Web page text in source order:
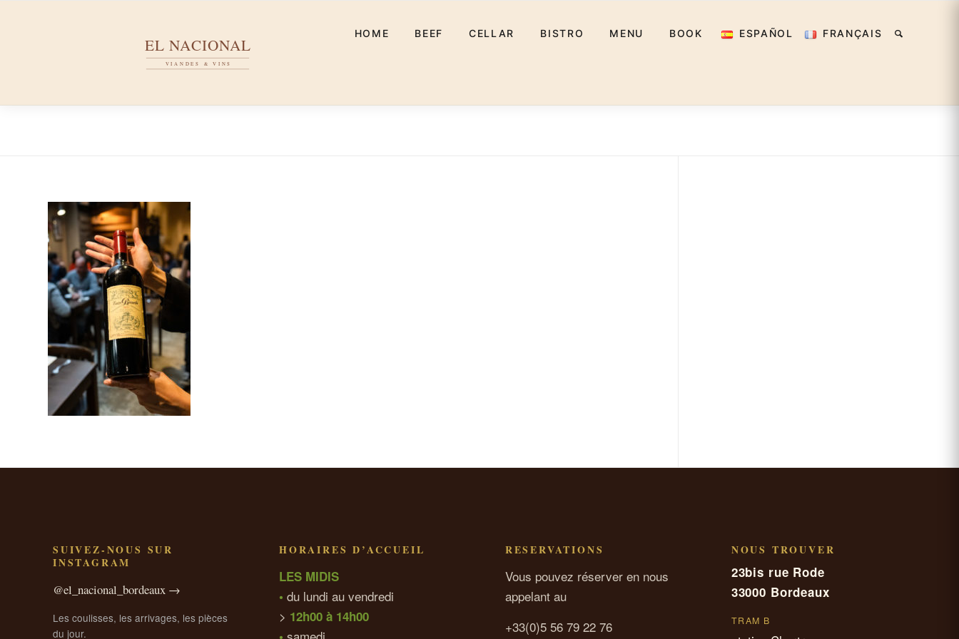
HOME BEEF CELLAR BISTRO MENU BOOK ESPAÑOL FRANÇAIS
SUIVEZ-NOUS SUR
INSTAGRAM
@el_nacional_bordeaux →
Les coulisses, les arrivages, les pièces
du jour.
HORAIRES D’ACCUEIL
LES MIDIS
• du lundi au vendredi
> 12h00 à 14h00
RESERVATIONS
Vous pouvez réserver en nous
appelant au
+33(0)5 56 79 22 76
NOUS TROUVER
23bis rue Rode
33000 Bordeaux
TRAM B